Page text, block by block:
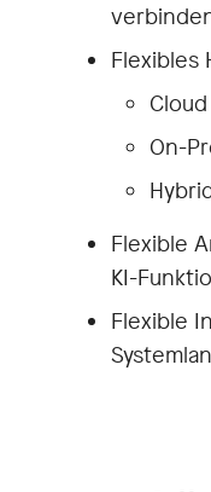
Flexibles
Cloud
On-
Flexible
KI-
Flexible